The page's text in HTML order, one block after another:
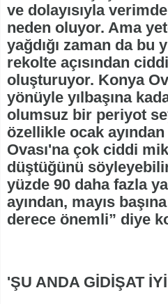
ve dolayısıyla
neden oluyor. Ama
yağdığı zaman da bu
rekolte açısından
oluşturuyor. Konya
yönüyle yılbaşına
olumsuz bir periyot
özellikle ocak
Ovası'na çok ciddi
düştüğünü
yüzde 90 daha fazla
ayından, mayıs
derece önemli” diye
'ŞU ANDA GİDİŞAT